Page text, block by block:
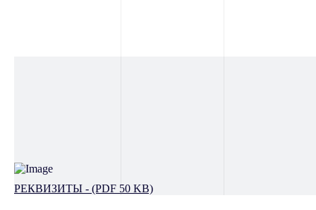
РЕКВИЗИТЫ - (PDF 50 KB)